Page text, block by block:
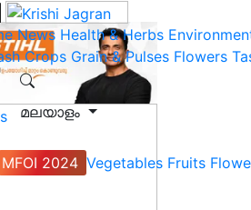
News Health & Herbs
Crops Grain & Pulses Flowers
മലയാളം
MFOI 2024 Vegetables Fruits